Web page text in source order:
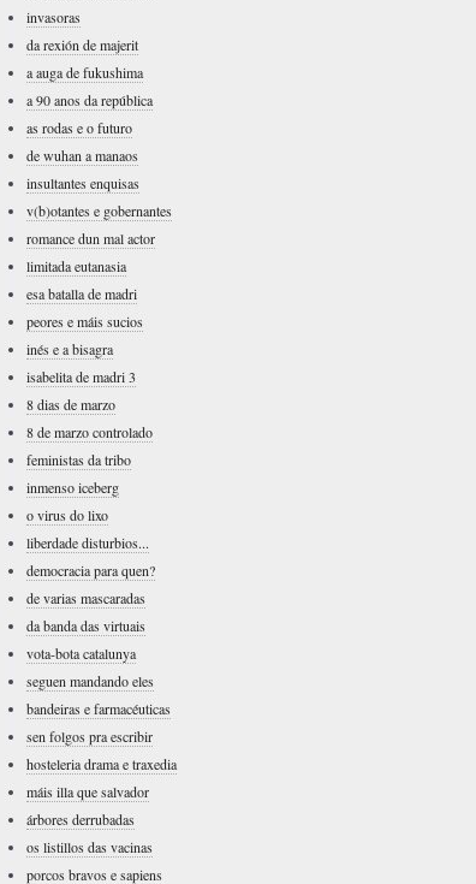
invasoras
da rexión de majerit
a auga de fukushima
a 90 anos da república
as rodas e o futuro
de wuhan a manaos
insultantes enquisas
v(b)otantes e gobernantes
romance dun mal actor
limitada eutanasia
esa batalla de madri
peores e máis sucios
inés e a bisagra
isabelita de madri 3
8 dias de marzo
8 de marzo controlado
feministas da tribo
inmenso iceberg
o virus do lixo
liberdade disturbios...
democracia para quen?
de varias mascaradas
da banda das virtuais
vota-bota catalunya
seguen mandando eles
bandeiras e farmacéuticas
sen folgos pra escribir
hosteleria drama e traxedia
máis illa que salvador
árbores derrubadas
os listillos das vacinas
porcos bravos e sapiens